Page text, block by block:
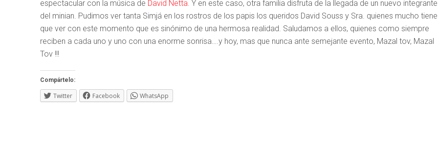
espectacular con la música de David Netta. Y en este caso, otra familia disfruta de la llegada de un nuevo integrante
del minian. Pudimos ver tanta Simjá en los rostros de los papis los queridos David Souss y Sra. quienes mucho
que ver con este momento que es sinónimo de una hermosa realidad. Saludamos a ellos, quienes como siempre
reciben a cada uno y uno con una enorme sonrisa….y hoy, mas que nunca ante semejante evento, Mazal tov, Mazal
Tov !!!
Compártelo:
Twitter Facebook WhatsApp